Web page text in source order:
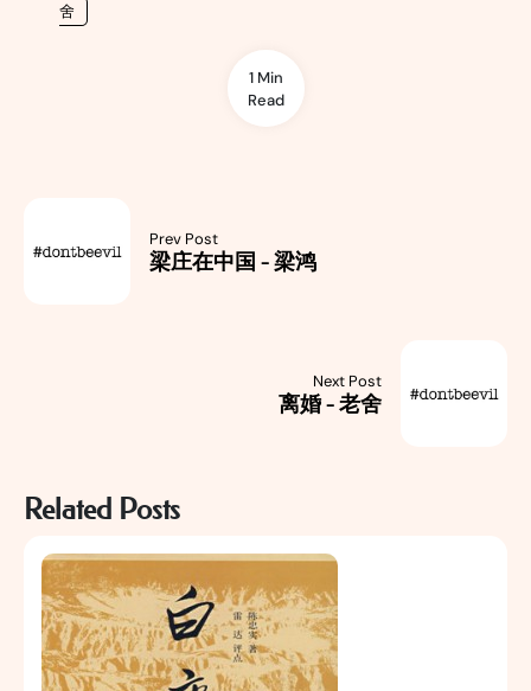
1 Min
Read
舍
Prev Post
梁庄在中国 - 梁鸿
Next Post
离婚 - 老舍
Related Posts